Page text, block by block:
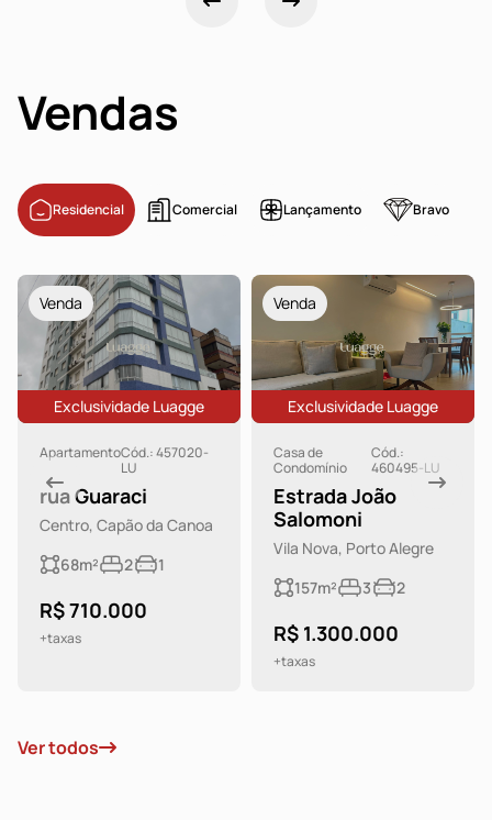
Vendas
Residencial Comercial Lançamento Bravo
Exclusividade Luagge
Venda
ApartamentoCód.: 457020-
LU
rua Guaraci
Centro, Capão da Canoa
68m²
2 1
R$ 710.000
+taxas
Exclusividade Luagge
Venda
Casa de
Condomínio
Cód.:
460495-LU
Estrada João
Salomoni
Vila Nova, Porto Alegre
157m²
3 2
R$ 1.300.000
+taxas
Ver todos